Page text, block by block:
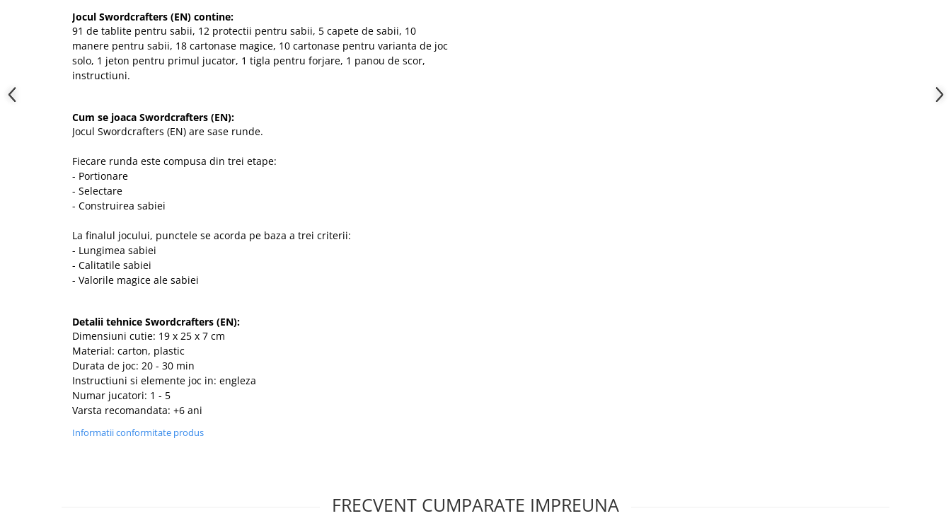
Jocul Swordcrafters (EN) contine:
91 de tablite pentru sabii, 12 protectii pentru sabii, 5 capete de sabii, 10
manere pentru sabii, 18 cartonase magice, 10 cartonase pentru varianta de joc
solo, 1 jeton pentru primul jucator, 1 tigla pentru forjare, 1 panou de scor,
instructiuni.
Cum se joaca Swordcrafters (EN):
Jocul Swordcrafters (EN) are sase runde.
Fiecare runda este compusa din trei etape:
- Portionare
- Selectare
- Construirea sabiei
La finalul jocului, punctele se acorda pe baza a trei criterii:
- Lungimea sabiei
- Calitatile sabiei
- Valorile magice ale sabiei
Detalii tehnice Swordcrafters (EN):
Dimensiuni cutie: 19 x 25 x 7 cm
Material: carton, plastic
Durata de joc: 20 - 30 min
Instructiuni si elemente joc in: engleza
Numar jucatori: 1 - 5
Varsta recomandata: +6 ani
Informatii conformitate produs
FRECVENT CUMPARATE IMPREUNA